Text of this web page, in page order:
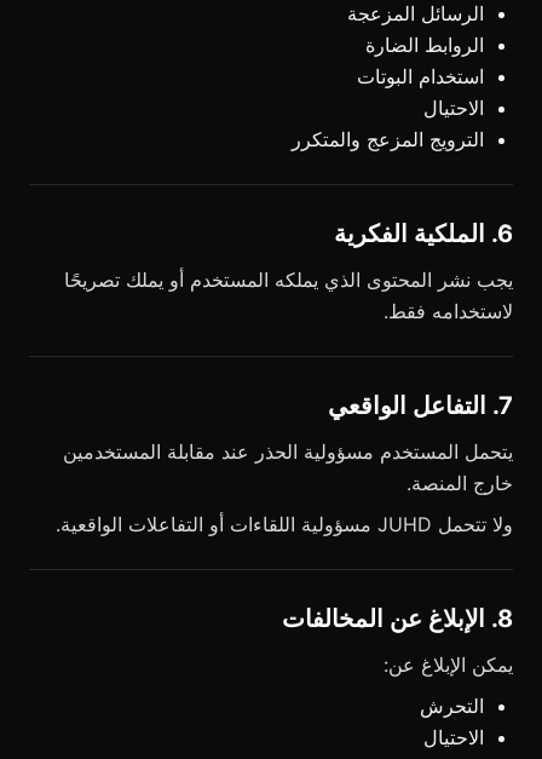
الرسائل المزعجة
الروابط الضارة
استخدام البوتات
الاحتيال
الترويج المزعج والمتكرر
6. الملكية الفكرية
يجب نشر المحتوى الذي يملكه المستخدم أو يملك تصريحًا
لاستخدامه فقط.
7. التفاعل الواقعي
يتحمل المستخدم مسؤولية الحذر عند مقابلة المستخدمين
خارج المنصة.
ولا تتحمل JUHD مسؤولية اللقاءات أو التفاعلات الواقعية.
8. الإبلاغ عن المخالفات
يمكن الإبلاغ عن:
التحرش
الاحتيال